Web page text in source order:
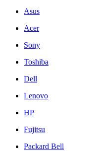
Asus
Acer
Sony
Toshiba
Dell
Lenovo
HP
Fujitsu
Packard Bell